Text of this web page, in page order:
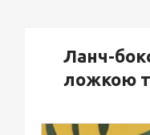
Ланч-
ложкою